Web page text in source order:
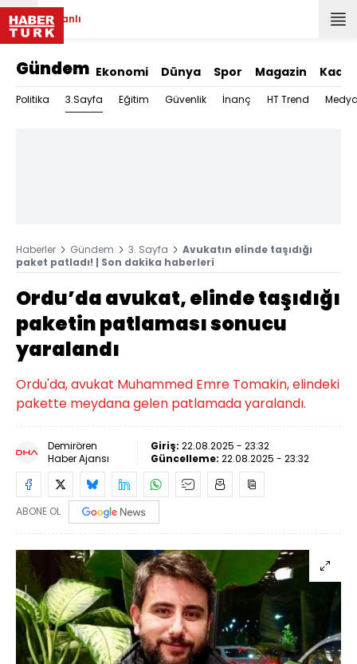
Canlı
Gündem Ekonomi Dünya Spor Magazin Kadın
Politika 3.Sayfa Eğitim Güvenlik İnanç HT Trend
Haberler Gündem 3. Sayfa
Avukatın elinde taşıdığı
paket patladı! | Son dakika haberleri
Ordu’da avukat, elinde taşıdığı
paketin patlaması sonucu
yaralandı
Ordu'da, avukat Muhammed Emre Tomakin, elindeki
pakette meydana gelen patlamada yaralandı.
Demirören
Haber Ajansı
Giriş: 22.08.2025 - 23:32
Güncelleme: 22.08.2025 - 23:32
ABONE OL